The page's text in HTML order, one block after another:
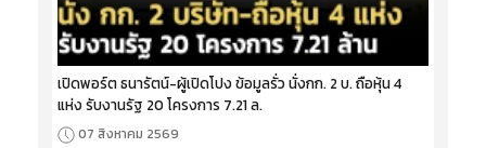
เปิดพอร์ต ธนารัตน์-ผู้เปิดโปง ข้อมูลรั่ว นั่งกก. 2 บ. ถือหุ้น 4
แห่ง รับงานรัฐ 20 โครงการ 7.21 ล.
07 สิงหาคม 2569